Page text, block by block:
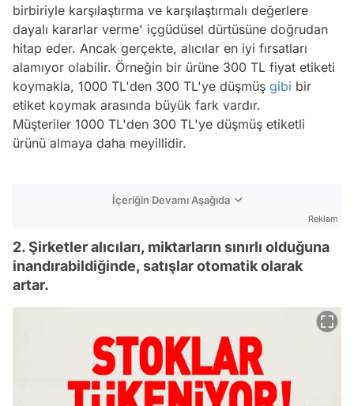
birbiriyle karşılaştırma ve karşılaştırmalı değerlere
dayalı kararlar verme' içgüdüsel dürtüsüne doğrudan
hitap eder. Ancak gerçekte, alıcılar en iyi fırsatları
alamıyor olabilir. Örneğin bir ürüne 300 TL fiyat etiketi
koymakla, 1000 TL'den 300 TL'ye düşmüş gibi bir
etiket koymak arasında büyük fark vardır.
Müşteriler 1000 TL'den 300 TL'ye düşmüş etiketli
ürünü almaya daha meyillidir.
İçeriğin Devamı Aşağıda
Reklam
2. Şirketler alıcıları, miktarların sınırlı olduğuna
inandırabildiğinde, satışlar otomatik olarak
artar.